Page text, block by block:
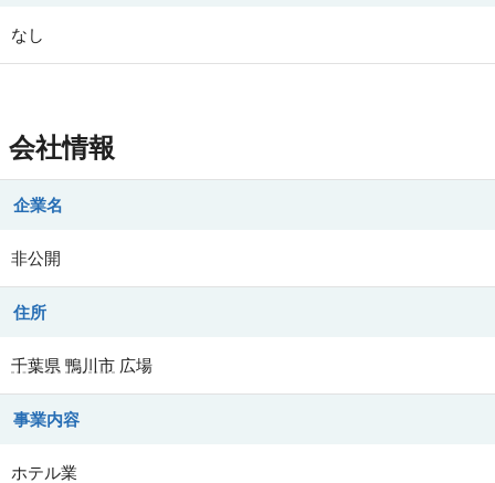
なし
会社情報
企業名
非公開
住所
千葉県 鴨川市 広場
事業内容
ホテル業